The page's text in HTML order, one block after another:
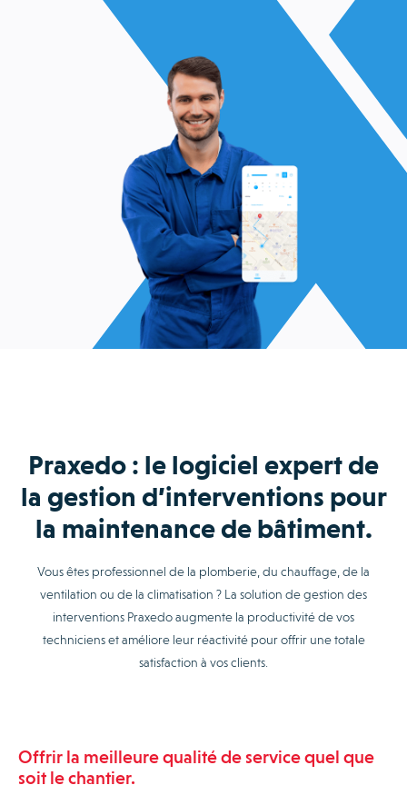
Praxedo : le logiciel expert de
la gestion d’interventions pour
la maintenance de bâtiment.
Vous êtes professionnel de la plomberie, du chauffage, de la
ventilation ou de la climatisation ? La solution de gestion des
interventions Praxedo augmente la productivité de vos
techniciens et améliore leur réactivité pour offrir une totale
satisfaction à vos clients.
Offrir la meilleure qualité de service quel que
soit le chantier.